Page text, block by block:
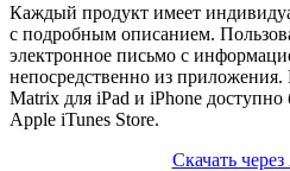
Каждый продукт имеет
с подробным описанием.
электронное письмо с
непосредственно из
Matrix для iPad и iPhone доступно
Apple iTunes Store.
Скачать